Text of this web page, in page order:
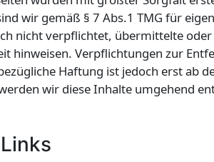
wir gemäß § 7 Abs.1 TMG für
nicht verpflichtet, übermittelte
hinweisen. Verpflichtungen zur
Haftung ist jedoch erst ab
wir diese Inhalte umgehend